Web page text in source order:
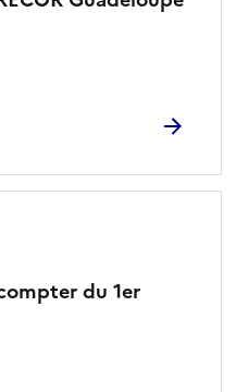
du 1er